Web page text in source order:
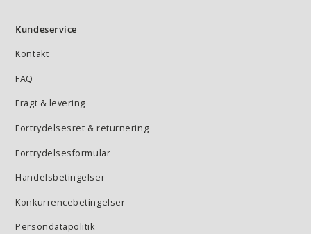
Kundeservice
Kontakt
FAQ
Fragt & levering
Fortrydelsesret & returnering
Fortrydelsesformular
Handelsbetingelser
Konkurrencebetingelser
Persondatapolitik